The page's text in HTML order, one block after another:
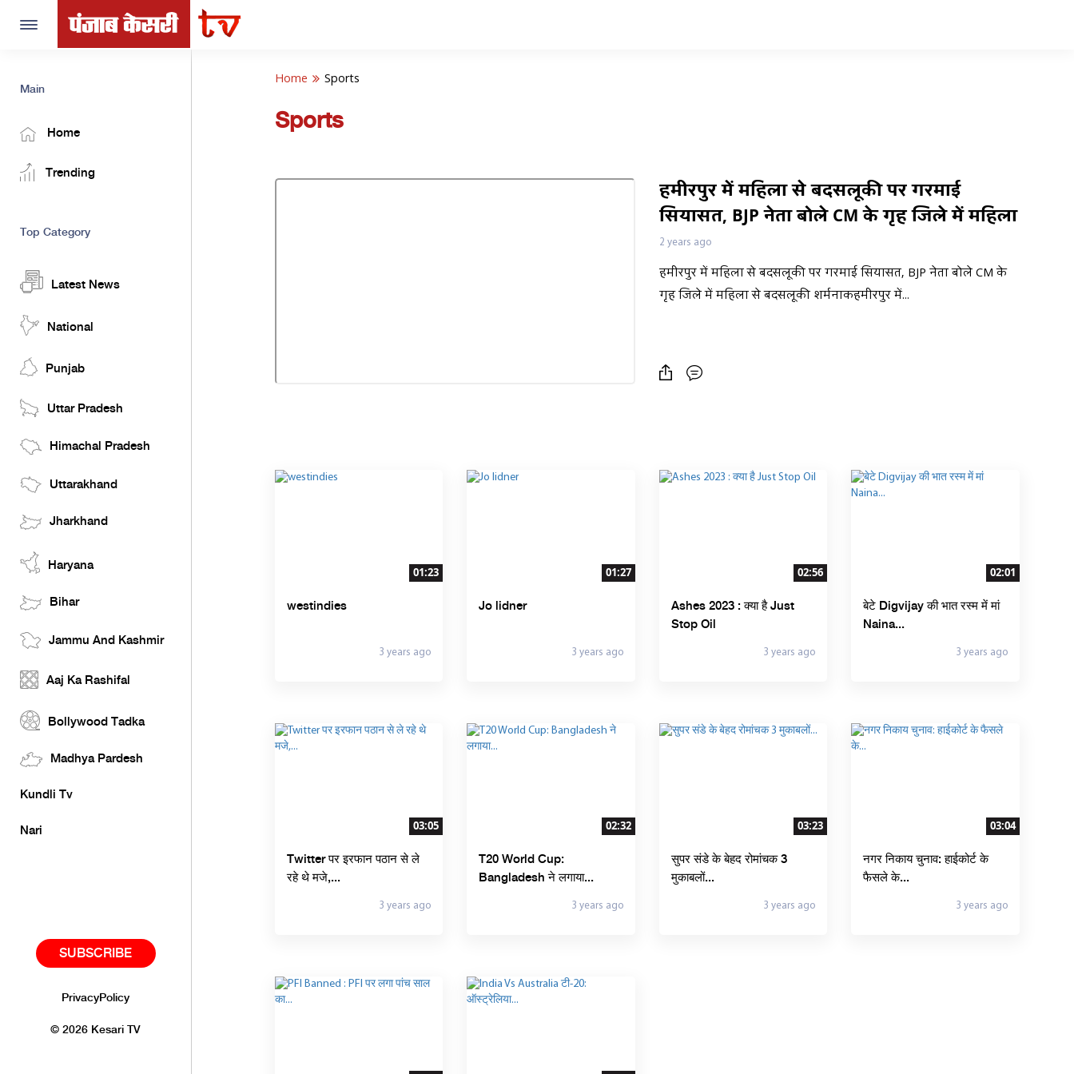
Toggle
Main
Home
Trending
Top Category
Latest News
National
Punjab
Uttar Pradesh
Himachal Pradesh
Uttarakhand
Jharkhand
Haryana
Bihar
Jammu And Kashmir
Aaj Ka Rashifal
Bollywood Tadka
Madhya Pardesh
Kundli Tv
Nari
SUBSCRIBE
PrivacyPolicy
© 2026 Kesari TV
Home Sports
Sports
हमीरपुर में महिला से बदसलूकी पर गरमाई
सियासत, BJP नेता बोले CM के गृह जिले में महिला
से...
2 years ago
हमीरपुर में महिला से बदसलूकी पर गरमाई सियासत, BJP नेता बोले CM के
गृह जिले में महिला से बदसलूकी शर्मनाकहमीरपुर में...
01:23
westindies
3 years ago
01:27
Jo lidner
3 years ago
02:56
Ashes 2023 : क्या है Just
Stop Oil
3 years ago
02:01
बेटे Digvijay की भात रस्म में मां
Naina...
3 years ago
03:05
Twitter पर इरफान पठान से ले
रहे थे मजे,...
3 years ago
02:32
T20 World Cup:
Bangladesh ने लगाया...
3 years ago
03:23
सुपर संडे के बेहद रोमांचक 3
मुकाबलों...
3 years ago
03:04
नगर निकाय चुनाव: हाईकोर्ट के
फैसले के...
3 years ago